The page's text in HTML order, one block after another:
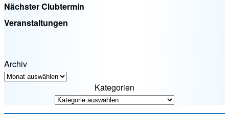
Nächster Clubtermin
Veranstaltungen
Archiv
Kategorien